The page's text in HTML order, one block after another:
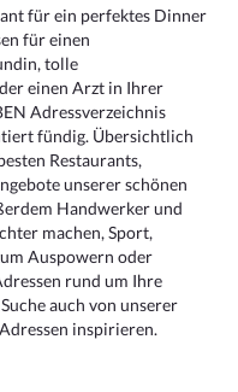
für ein perfektes Dinner
für einen
tolle
einen Arzt in Ihrer
Adressverzeichnis
fündig. Übersichtlich
Restaurants,
unserer schönen
Handwerker und
machen, Sport,
Auspowern oder
rund um Ihre
auch von unserer
inspirieren.